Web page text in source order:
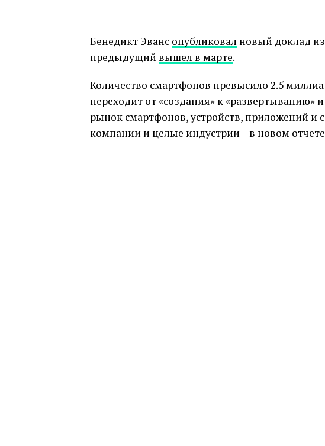
Бенедикт Эванс опубликовал новый доклад
предыдущий вышел в марте.
Количество смартфонов превысило 2.5
переходит от «создания» к «развертыванию»
рынок смартфонов, устройств, приложений и
компании и целые индустрии – в новом